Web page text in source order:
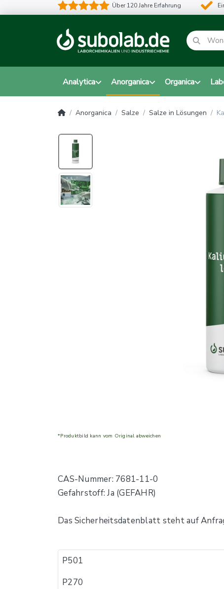
Über 120 Jahre Erfahrung
Analytica Anorganica Organica
Anorganica Salze Salze in Lösungen
*Produktbild kann vom Original abweichen
CAS-Nummer: 7681-11-0
Gefahrstoff: Ja (GEFAHR)
Das Sicherheitsdatenblatt steht auf
P501
P270